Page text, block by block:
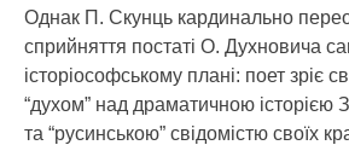
Однак П. Скунць кардинально
сприйняття постаті О. Духновича
історіософському плані: поет зріє
“духом” над драматичною історією
та “русинською” свідомістю своїх